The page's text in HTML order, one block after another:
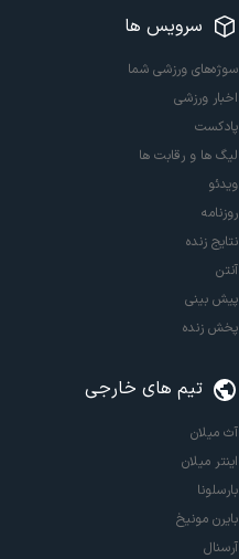
سرویس ها
سوژه‌های ورزشی شما
اخبار ورزشی
پادکست
لیگ ها و رقابت ها
ویدئو
روزنامه
نتایج زنده
آنتن
پیش بینی
پخش زنده
تیم های خارجی
آث میلان
اینتر میلان
بارسلونا
بایرن مونیخ
آرسنال